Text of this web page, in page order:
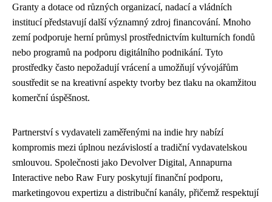
Granty a dotace od různých organizací, nadací a vládních
institucí představují další významný zdroj financování. Mnoho
zemí podporuje herní průmysl prostřednictvím kulturních fondů
nebo programů na podporu digitálního podnikání. Tyto
prostředky často nepožadují vrácení a umožňují vývojářům
soustředit se na kreativní aspekty tvorby bez tlaku na okamžitou
komerční úspěšnost.
Partnerství s vydavateli zaměřenými na indie hry nabízí
kompromis mezi úplnou nezávislostí a tradiční vydavatelskou
smlouvou. Společnosti jako Devolver Digital, Annapurna
Interactive nebo Raw Fury poskytují finanční podporu,
marketingovou expertizu a distribuční kanály, přičemž respektují